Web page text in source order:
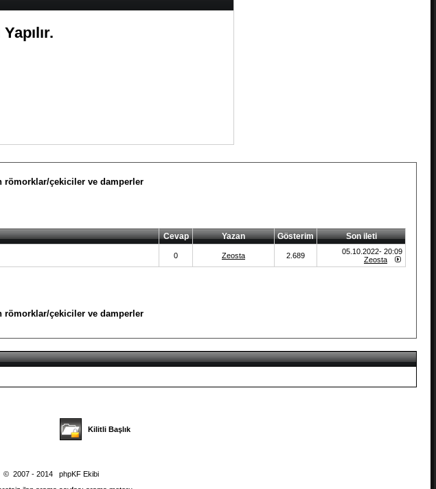
çekiciler ve damperler
Cevap Yazan Gösterim Son ileti
0 Zeosta 2.689
05.10.2022- 20:09
Zeosta
çekiciler ve damperler
Kilitli Başlık
© 2007 - 2014 phpKF Ekibi